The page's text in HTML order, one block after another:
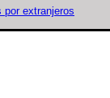
extranjeros